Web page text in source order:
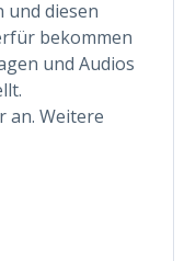
und diesen
bekommen
und Audios
an. Weitere